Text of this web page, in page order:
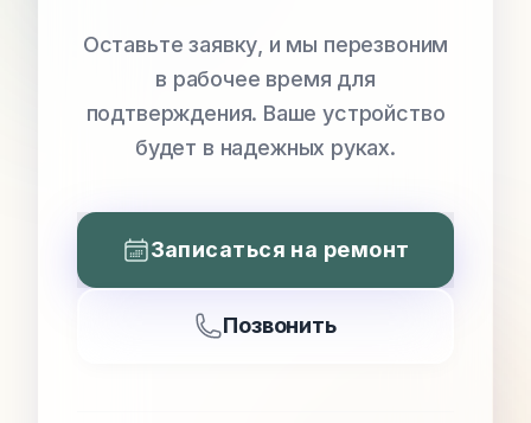
Оставьте заявку, и мы перезвоним
в рабочее время для
подтверждения. Ваше устройство
будет в надежных руках.
Записаться на ремонт
Позвонить